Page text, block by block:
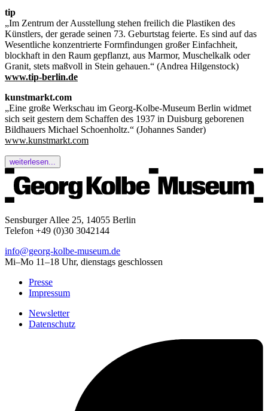
tip
„Im Zentrum der Ausstellung stehen freilich die Plastiken des
Künstlers, der gerade seinen 73. Geburtstag feierte. Es sind auf das
Wesentliche konzentrierte Formfindungen großer Einfachheit,
blockhaft in den Raum gepflanzt, aus Marmor, Muschelkalk oder
Granit, stets maßvoll in Stein gehauen.“ (Andrea Hilgenstock)
www.tip-berlin.de
kunstmarkt.com
„Eine große Werkschau im Georg-Kolbe-Museum Berlin widmet
sich seit gestern dem Schaffen des 1937 in Duisburg geborenen
Bildhauers Michael Schoenholtz.“ (Johannes Sander)
www.kunstmarkt.com
weiterlesen...
Sensburger Allee 25, 14055 Berlin
Telefon +49 (0)30 3042144
info@georg-kolbe-museum.de
Mi–Mo 11–18 Uhr, dienstags geschlossen
Presse
Impressum
Newsletter
Datenschutz